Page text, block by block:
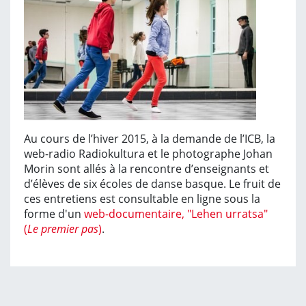
Au cours de l’hiver 2015, à la demande de l’ICB, la
web-radio Radiokultura et le photographe Johan
Morin sont allés à la rencontre d’enseignants et
d’élèves de six écoles de danse basque. Le fruit de
ces entretiens est consultable en ligne sous la
forme d'un web-documentaire, "Lehen urratsa"
(Le premier pas).